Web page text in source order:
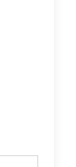
sul tuo sito